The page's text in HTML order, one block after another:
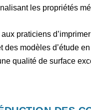
les propriétés
praticiens
modèles d’étude
qualité de surface